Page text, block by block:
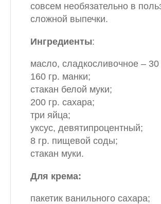
совсем необязательно в
сложной выпечки.
Ингредиенты:
масло, сладкосливочное – 30
160 гр. манки;
стакан белой муки;
200 гр. сахара;
три яйца;
уксус, девятипроцентный;
8 гр. пищевой соды;
стакан муки.
Для крема:
пакетик ванильного сахара;